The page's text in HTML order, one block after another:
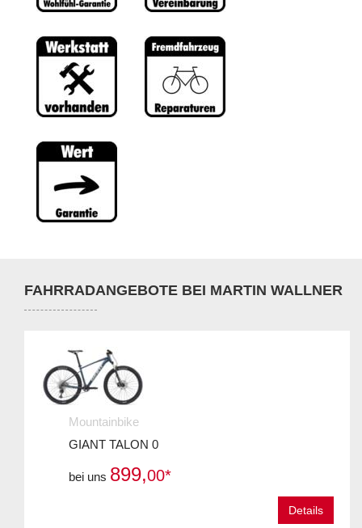
FAHRRADANGEBOTE BEI MARTIN WALLNER
Mountainbike
GIANT TALON 0
bei uns 899,00*
Details